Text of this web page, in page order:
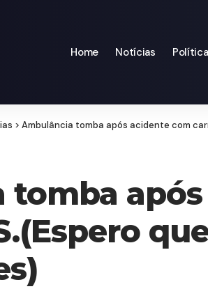
Home Notícias Política
> Ambulância tomba após acidente com